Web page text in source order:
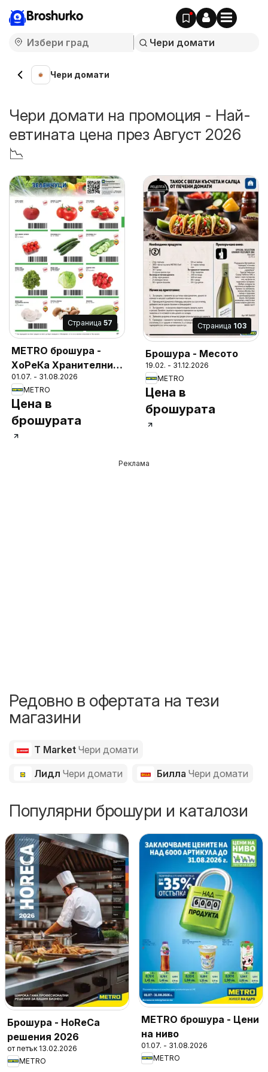
Broshurko
Чери домати
Чери домати на промоция - Най-
евтината цена през Август 2026
📉
Cтраница 57
METRO брошура -
ХоРеКа Хранителни
стоки
01.07. - 31.08.2026
METRO
Цена в
брошурата
Cтраница 103
Брошура - Месото
19.02. - 31.12.2026
METRO
Цена в
брошурата
Реклама
Редовно в офертата на тези
магазини
T Market Чери домати
Лидл Чери домати БиллаЧери домати
Популярни брошури и каталози
Брошура - HoReCa
решения 2026
от петък 13.02.2026
METRO
METRO брошура - Цени
на ниво
01.07. - 31.08.2026
METRO